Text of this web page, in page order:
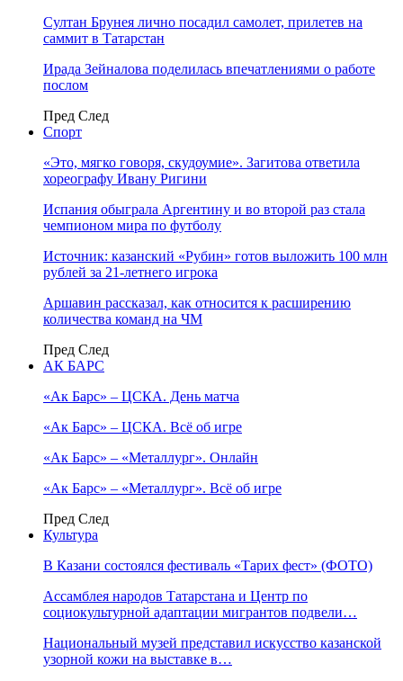
Султан Брунея лично посадил самолет, прилетев на
саммит в Татарстан
Ирада Зейналова поделилась впечатлениями о работе
послом
Пред След
Спорт
«Это, мягко говоря, скудоумие». Загитова ответила
хореографу Ивану Ригини
Испания обыграла Аргентину и во второй раз стала
чемпионом мира по футболу
Источник: казанский «Рубин» готов выложить 100 млн
рублей за 21-летнего игрока
Аршавин рассказал, как относится к расширению
количества команд на ЧМ
Пред След
АК БАРС
«Ак Барс» – ЦСКА. День матча
«Ак Барс» – ЦСКА. Всё об игре
«Ак Барс» – «Металлург». Онлайн
«Ак Барс» – «Металлург». Всё об игре
Пред След
Культура
В Казани состоялся фестиваль «Тарих фест» (ФОТО)
Ассамблея народов Татарстана и Центр по
социокультурной адаптации мигрантов подвели…
Национальный музей представил искусство казанской
узорной кожи на выставке в…